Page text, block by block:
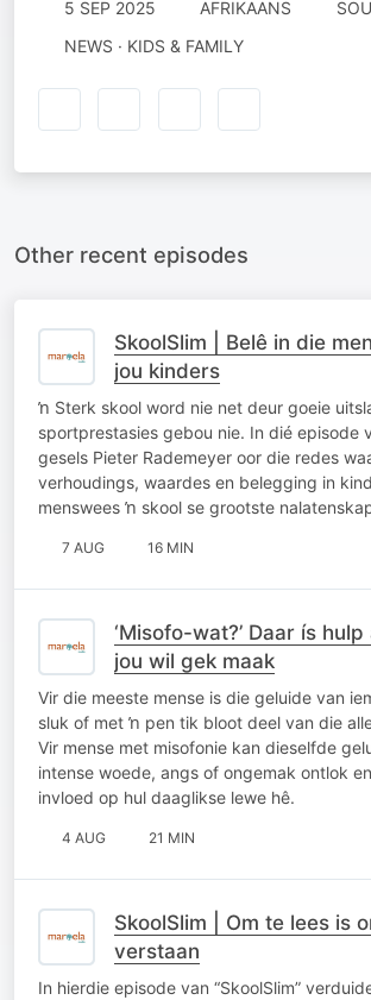
5 SEP 2025 AFRIKAANS
NEWS · KIDS & FAMILY
Other recent episodes
SkoolSlim | Belê in die
jou kinders
ŉ Sterk skool word nie net deur goeie
sportprestasies gebou nie. In dié episode
gesels Pieter Rademeyer oor die redes
verhoudings, waardes en belegging in
menswees ŉ skool se grootste
7 AUG 16 MIN
‘Misofo-wat?’ Daar ís
jou wil gek maak
Vir die meeste mense is die geluide van
sluk of met ŉ pen tik bloot deel van die
Vir mense met misofonie kan dieselfde
intense woede, angs of ongemak ontlok
invloed op hul daaglikse lewe hê.
4 AUG 21 MIN
SkoolSlim | Om te lees is
verstaan
In hierdie episode van “SkoolSlim”